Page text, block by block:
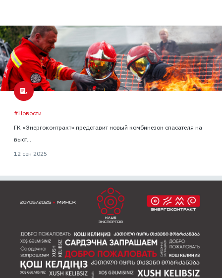
#Новости
ГК «Энергоконтракт» представит новый комбинезон спасателя на
выст...
12 сен 2025